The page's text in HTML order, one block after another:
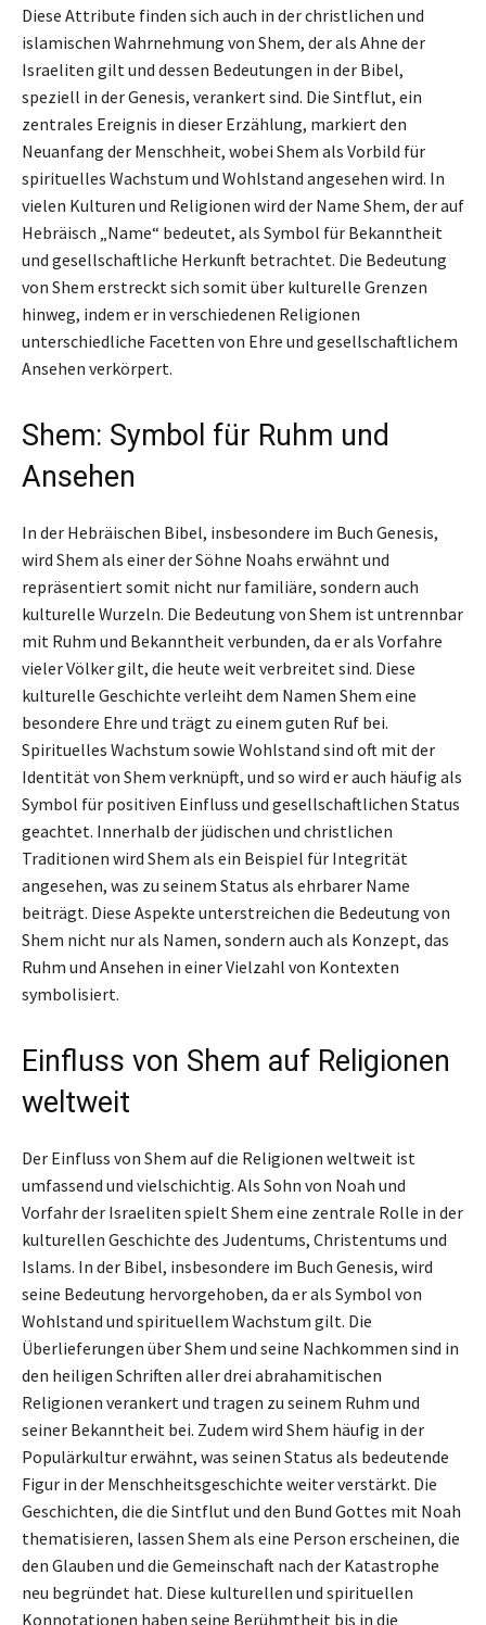
Diese Attribute finden sich auch in der christlichen und
islamischen Wahrnehmung von Shem, der als Ahne der
Israeliten gilt und dessen Bedeutungen in der Bibel,
speziell in der Genesis, verankert sind. Die Sintflut, ein
zentrales Ereignis in dieser Erzählung, markiert den
Neuanfang der Menschheit, wobei Shem als Vorbild für
spirituelles Wachstum und Wohlstand angesehen wird. In
vielen Kulturen und Religionen wird der Name Shem, der auf
Hebräisch „Name“ bedeutet, als Symbol für Bekanntheit
und gesellschaftliche Herkunft betrachtet. Die Bedeutung
von Shem erstreckt sich somit über kulturelle Grenzen
hinweg, indem er in verschiedenen Religionen
unterschiedliche Facetten von Ehre und gesellschaftlichem
Ansehen verkörpert.
Shem: Symbol für Ruhm und
Ansehen
In der Hebräischen Bibel, insbesondere im Buch Genesis,
wird Shem als einer der Söhne Noahs erwähnt und
repräsentiert somit nicht nur familiäre, sondern auch
kulturelle Wurzeln. Die Bedeutung von Shem ist untrennbar
mit Ruhm und Bekanntheit verbunden, da er als Vorfahre
vieler Völker gilt, die heute weit verbreitet sind. Diese
kulturelle Geschichte verleiht dem Namen Shem eine
besondere Ehre und trägt zu einem guten Ruf bei.
Spirituelles Wachstum sowie Wohlstand sind oft mit der
Identität von Shem verknüpft, und so wird er auch häufig als
Symbol für positiven Einfluss und gesellschaftlichen Status
geachtet. Innerhalb der jüdischen und christlichen
Traditionen wird Shem als ein Beispiel für Integrität
angesehen, was zu seinem Status als ehrbarer Name
beiträgt. Diese Aspekte unterstreichen die Bedeutung von
Shem nicht nur als Namen, sondern auch als Konzept, das
Ruhm und Ansehen in einer Vielzahl von Kontexten
symbolisiert.
Einfluss von Shem auf Religionen
weltweit
Der Einfluss von Shem auf die Religionen weltweit ist
umfassend und vielschichtig. Als Sohn von Noah und
Vorfahr der Israeliten spielt Shem eine zentrale Rolle in der
kulturellen Geschichte des Judentums, Christentums und
Islams. In der Bibel, insbesondere im Buch Genesis, wird
seine Bedeutung hervorgehoben, da er als Symbol von
Wohlstand und spirituellem Wachstum gilt. Die
Überlieferungen über Shem und seine Nachkommen sind in
den heiligen Schriften aller drei abrahamitischen
Religionen verankert und tragen zu seinem Ruhm und
seiner Bekanntheit bei. Zudem wird Shem häufig in der
Populärkultur erwähnt, was seinen Status als bedeutende
Figur in der Menschheitsgeschichte weiter verstärkt. Die
Geschichten, die die Sintflut und den Bund Gottes mit Noah
thematisieren, lassen Shem als eine Person erscheinen, die
den Glauben und die Gemeinschaft nach der Katastrophe
neu begründet hat. Diese kulturellen und spirituellen
Konnotationen haben seine Berühmtheit bis in die